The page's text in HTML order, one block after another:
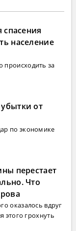
спасения
население
происходить за
от
по экономике
перестает
Что
оказалось вдруг
этого грохнуть